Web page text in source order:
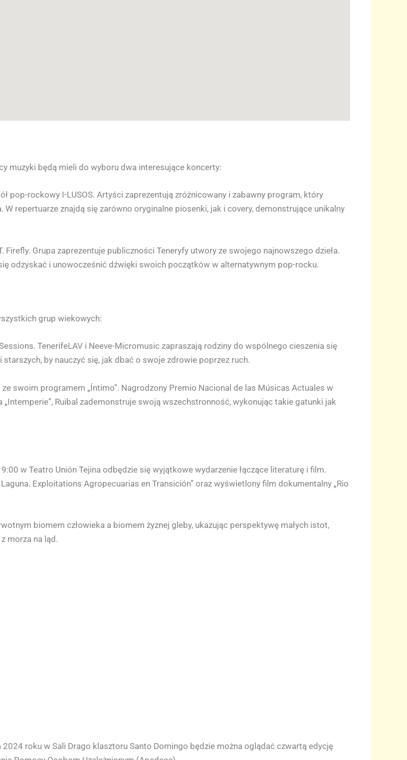
muzyki będą mieli do wyboru dwa interesujące koncerty:
pop-rockowy I-LUSOS. Artyści zaprezentują zróżnicowany i zabawny program, który
repertuarze znajdą się zarówno oryginalne piosenki, jak i covery, demonstrujące unikalny
Firefly. Grupa zaprezentuje publiczności Teneryfy utwory ze swojego najnowszego dzieła.
odzyskać i unowocześnić dźwięki swoich początków w alternatywnym pop-rocku.
grup wiekowych:
TenerifeLAV i Neeve-Micromusic zapraszają rodziny do wspólnego cieszenia się
by nauczyć się, jak dbać o swoje zdrowie poprzez ruch.
swoim programem „Íntimo”. Nagrodzony Premio Nacional de las Músicas Actuales w
Ruibal zademonstruje swoją wszechstronność, wykonując takie gatunki jak
w Teatro Unión Tejina odbędzie się wyjątkowe wydarzenie łączące literaturę i film.
Exploitations Agropecuarias en Transición” oraz wyświetlony film dokumentalny „Rio
biomem człowieka a biomem żyznej gleby, ukazując perspektywę małych istot,
morza na ląd.
roku w Sali Drago klasztoru Santo Domingo będzie można oglądać czwartą edycję